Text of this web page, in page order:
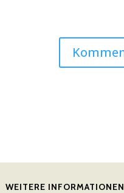
WEITERE INFORMATIONEN